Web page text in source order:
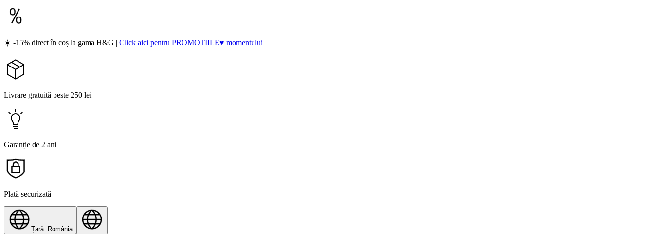
☀️ -15% direct în coș la gama H&G | Click aici pentru PROMOTIILE♥ momentului
Livrare gratuită peste 250 lei
Garanție de 2 ani
Plată securizată
Țară: România